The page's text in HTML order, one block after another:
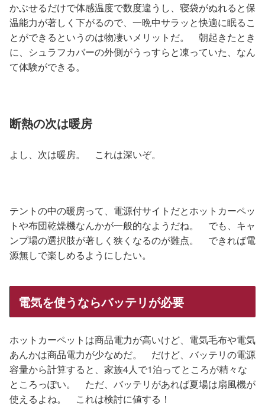
かぶせるだけで体感温度で数度違うし、寝袋がぬれると保
温能力が著しく下がるので、一晩中サラッと快適に眠るこ
とができるというのは物凄いメリットだ。 朝起きたとき
に、シュラフカバーの外側がうっすらと凍っていた、なん
て体験ができる。
断熱の次は暖房
よし、次は暖房。 これは深いぞ。
テントの中の暖房って、電源付サイトだとホットカーペッ
トや布団乾燥機なんかが一般的なようだね。 でも、キャ
ンプ場の選択肢が著しく狭くなるのが難点。 できれば電
源無しで楽しめるようにしたい。
電気を使うならバッテリが必要
ホットカーペットは商品電力が高いけど、電気毛布や電気
あんかは商品電力が少なめだ。 だけど、バッテリの電源
容量から計算すると、家族4人で1泊ってところが精々な
ところっぽい。 ただ、バッテリがあれば夏場は扇風機が
使えるよね。 これは検討に値する！